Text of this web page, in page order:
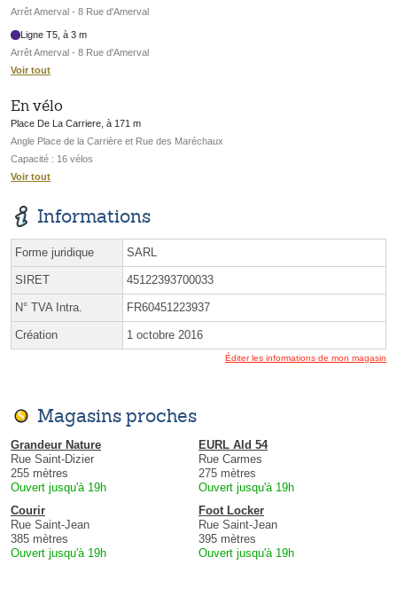
Arrêt Amerval - 8 Rue d'Amerval
Ligne T5, à 3 m
Arrêt Amerval - 8 Rue d'Amerval
Voir tout
En vélo
Place De La Carriere, à 171 m
Angle Place de la Carrière et Rue des Maréchaux
Capacité : 16 vélos
Voir tout
Informations
Forme juridique SARL
SIRET 45122393700033
N° TVA Intra. FR60451223937
Création 1 octobre 2016
Éditer les informations de mon magasin
Magasins proches
Grandeur Nature
Rue Saint-Dizier
255 mètres
Ouvert jusqu'à 19h
EURL Ald 54
Rue Carmes
275 mètres
Ouvert jusqu'à 19h
Courir
Rue Saint-Jean
385 mètres
Ouvert jusqu'à 19h
Foot Locker
Rue Saint-Jean
395 mètres
Ouvert jusqu'à 19h